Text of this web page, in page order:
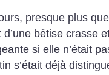
presque plus
d’une bêtise crasse
si elle n’était
s’était déjà